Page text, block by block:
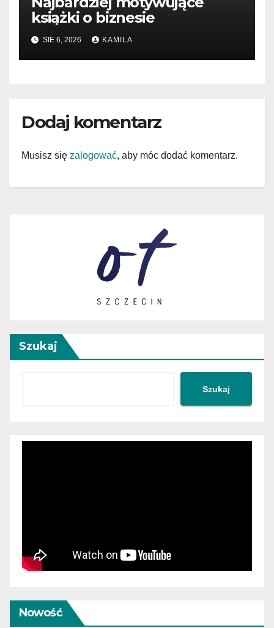
książki o biznesie
SIE 6, 2026 KAMILA
Dodaj komentarz
Musisz się zalogować, aby móc dodać komentarz.
Szukaj
Szukaj
Nowość